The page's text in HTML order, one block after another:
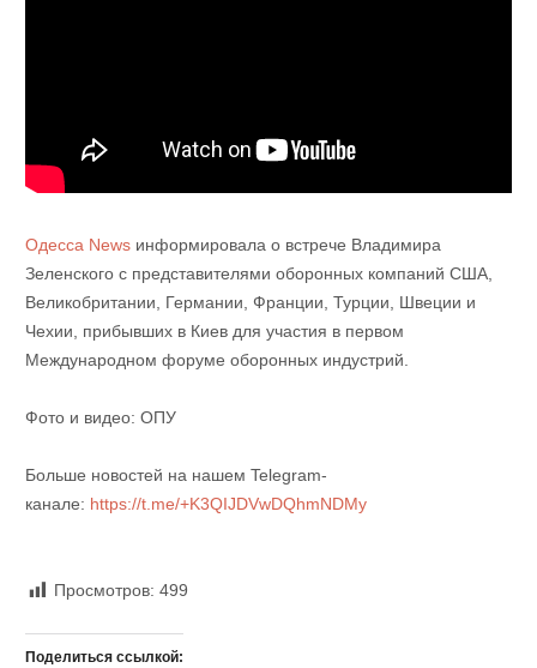
Одесса Newsинформировала о встрече Владимира
Зеленского с представителями оборонных компаний США,
Великобритании, Германии, Франции, Турции, Швеции и
Чехии, прибывших в Киев для участия в первом
Международном форуме оборонных индустрий.
Фото и видео: ОПУ
Больше новостей на нашем Telegram-
канале: https://t.me/+K3QIJDVwDQhmNDMy
Просмотров: 499
Поделиться ссылкой: